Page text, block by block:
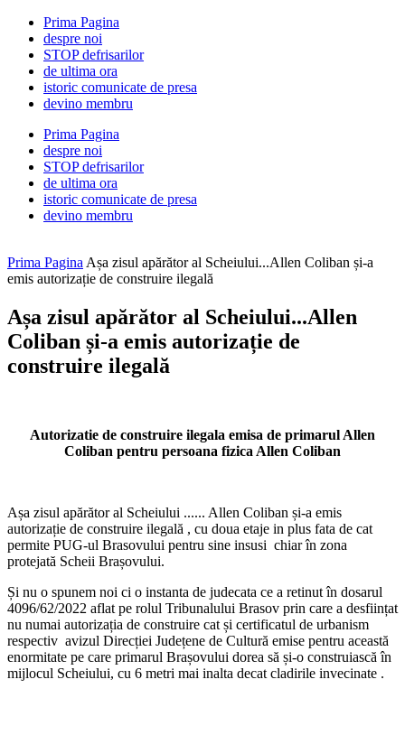
Prima Pagina
despre noi
STOP defrisarilor
de ultima ora
istoric comunicate de presa
devino membru
Prima Pagina
despre noi
STOP defrisarilor
de ultima ora
istoric comunicate de presa
devino membru
Prima Pagina Așa zisul apărător al Scheiului...Allen Coliban și-a
emis autorizație de construire ilegală
Așa zisul apărător al Scheiului...Allen
Coliban și-a emis autorizație de
construire ilegală
Autorizatie de construire ilegala emisa de primarul Allen
Coliban pentru persoana fizica Allen Coliban
Așa zisul apărător al Scheiului ...... Allen Coliban și-a emis
autorizație de construire ilegală , cu doua etaje in plus fata de cat
permite PUG-ul Brasovului pentru sine insusi chiar în zona
protejată Scheii Brașovului.
Și nu o spunem noi ci o instanta de judecata ce a retinut în dosarul
4096/62/2022 aflat pe rolul Tribunalului Brasov prin care a desființat
nu numai autorizația de construire cat și certificatul de urbanism
respectiv avizul Direcției Județene de Cultură emise pentru această
enormitate pe care primarul Brașovului dorea să și-o construiască în
mijlocul Scheiului, cu 6 metri mai inalta decat cladirile invecinate .